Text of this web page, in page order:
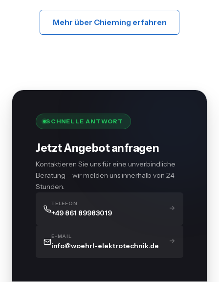
Mehr über Chieming erfahren
SCHNELLE ANTWORT
Jetzt Angebot anfragen
Kontaktieren Sie uns für eine unverbindliche
Beratung – wir melden uns innerhalb von 24
Stunden.
TELEFON
+49 861 89983019
E-MAIL
info@woehrl-elektrotechnik.de